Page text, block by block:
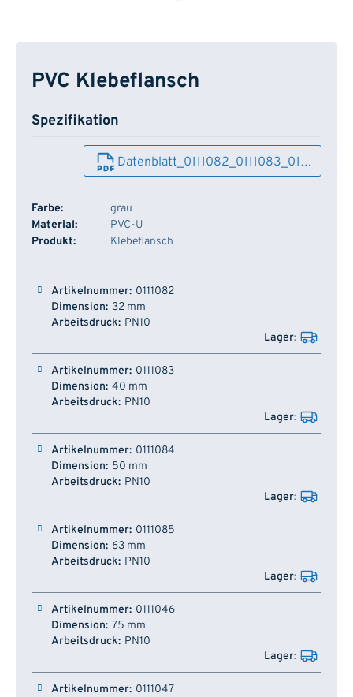
PVC Klebeflansch
Spezifikation
Datenblatt_0111082_0111083_01…
Farbe:
grau
Material:
PVC-U
Produkt:
Klebeflansch
Artikelnummer Dimension
0111082
32 mm
PN10
0111083
40 mm
PN10
0111084
50 mm
PN10
0111085
63 mm
PN10
0111046
75 mm
PN10
0111047